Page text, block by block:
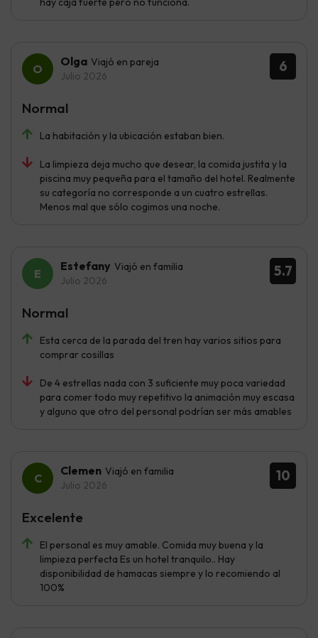
6
Olga Viajó en pareja
Julio 2026
La habitación y la ubicación estaban bien.
La limpieza deja mucho que desear, la comida justita y la
piscina muy pequeña para el tamaño del hotel. Realmente
su categoría no corresponde a un cuatro estrellas.
Menos mal que sólo cogimos una noche.
Normal
5.7
Estefany Viajó en familia
Julio 2026
Esta cerca de la parada del tren hay varios sitios para
comprar cosillas
De 4 estrellas nada con 3 suficiente muy poca variedad
para comer todo muy repetitivo la animación muy escasa
y alguno que otro del personal podrían ser más amables
Normal
10
Clemen Viajó en familia
Julio 2026
El personal es muy amable. Comida muy buena y la
limpieza perfecta Es un hotel tranquilo.. Hay
disponibilidad de hamacas siempre y lo recomiendo al
100%
Excelente